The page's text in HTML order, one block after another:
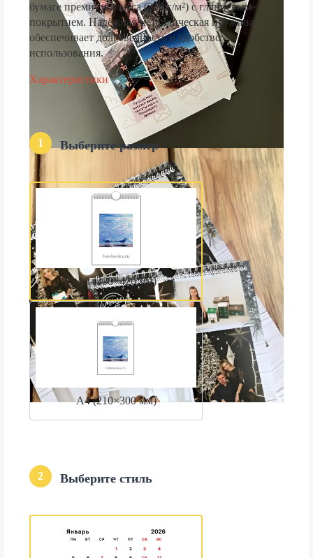
бумаге премиум-класса (250 г/м²) с глянцевым
покрытием. Надёжная металлическая пружина
обеспечивает долговечность и удобство
использования.
Характеристики
1 Выберите размер
А3 (300×420 мм)
А4 (210×300 мм)
2 Выберите стиль